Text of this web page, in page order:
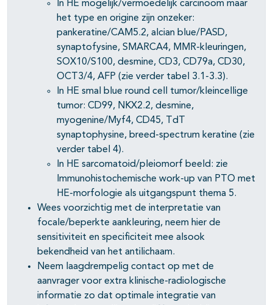
In HE mogelijk/vermoedelijk carcinoom maar
het type en origine zijn onzeker:
pankeratine/CAM5.2, alcian blue/PASD,
synaptofysine, SMARCA4, MMR-kleuringen,
SOX10/S100, desmine, CD3, CD79a, CD30,
OCT3/4, AFP (zie verder tabel 3.1-3.3).
In HE smal blue round cell tumor/kleincellige
tumor: CD99, NKX2.2, desmine,
myogenine/Myf4, CD45, TdT
synaptophysine, breed-spectrum keratine (zie
verder tabel 4).
In HE sarcomatoid/pleiomorf beeld: zie
Immunohistochemische work-up van PTO met
HE-morfologie als uitgangspunt thema 5.
Wees voorzichtig met de interpretatie van
focale/beperkte aankleuring, neem hier de
sensitiviteit en specificiteit mee alsook
bekendheid van het antilichaam.
Neem laagdrempelig contact op met de
aanvrager voor extra klinische-radiologische
informatie zo dat optimale integratie van